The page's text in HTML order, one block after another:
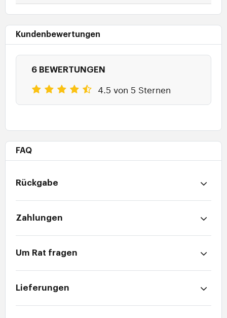
Kundenbewertungen
6 BEWERTUNGEN
4.5 von 5 Sternen
FAQ
Rückgabe
Zahlungen
Um Rat fragen
Lieferungen